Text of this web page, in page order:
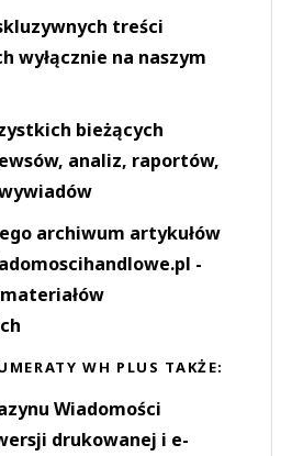
treści
wyłącznie na naszym
bieżących
analiz, raportów,
archiwum artykułów
-
WH PLUS TAKŻE:
Wiadomości
drukowanej i e-